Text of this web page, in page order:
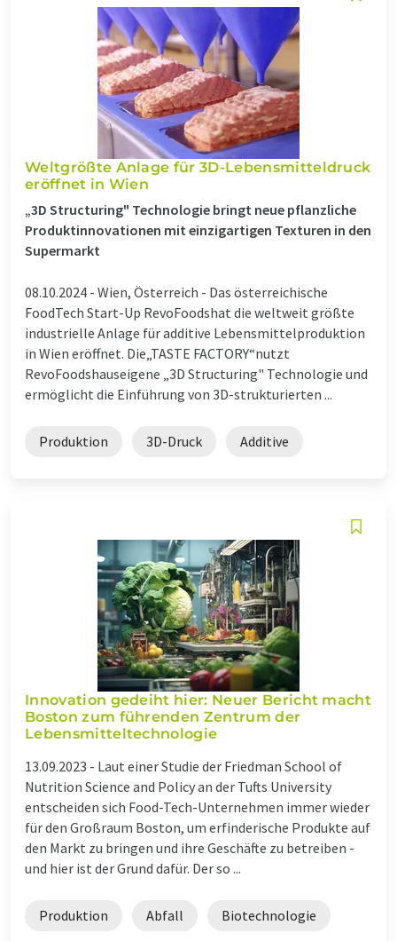
Weltgrößte Anlage für 3D-Lebensmitteldruck
eröffnet in Wien
„3D Structuring" Technologie bringt neue pflanzliche
Produktinnovationen mit einzigartigen Texturen in den
Supermarkt
08.10.2024 - Wien, Österreich - Das österreichische
FoodTech Start-Up RevoFoodshat die weltweit größte
industrielle Anlage für additive Lebensmittelproduktion
in Wien eröffnet. Die„TASTE FACTORY“nutzt
RevoFoodshauseigene „3D Structuring" Technologie und
ermöglicht die Einführung von 3D-strukturierten ...
Produktion 3D-Druck Additive
Innovation gedeiht hier: Neuer Bericht macht
Boston zum führenden Zentrum der
Lebensmitteltechnologie
13.09.2023 - Laut einer Studie der Friedman School of
Nutrition Science and Policy an der Tufts University
entscheiden sich Food-Tech-Unternehmen immer wieder
für den Großraum Boston, um erfinderische Produkte auf
den Markt zu bringen und ihre Geschäfte zu betreiben -
und hier ist der Grund dafür. Der so ...
Produktion Abfall Biotechnologie